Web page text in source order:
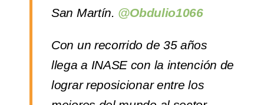
San Martín. @Obdulio1066
Con un recorrido de 35 años
llega a INASE con la intención de
lograr reposicionar entre los